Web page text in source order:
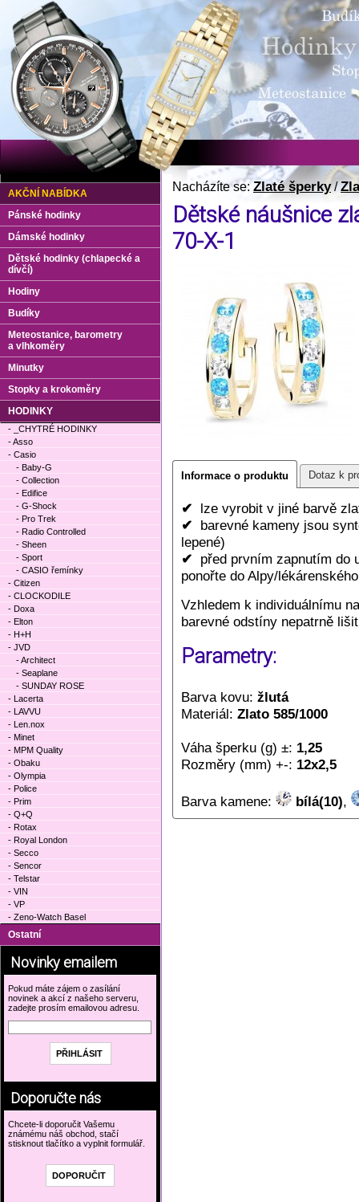
Nacházíte se:Zlaté šperky/
Dětské náušnice
70-X-1
Informace o produktu Dotaz k
✔ lze vyrobit v jiné barvě
✔ barevné kameny jsou
lepené)
✔ před prvním zapnutím do
ponořte do Alpy/
Vzhledem k individuálnímu
barevné odstíny nepatrně
Parametry:
Barva kovu: žlutá
Materiál: Zlato 585/1000
Váha šperku (g) ±: 1,25
Rozměry (mm) +-: 12x2,5
Barva kamene: bílá(10),
AKČNÍ NABÍDKA
Pánské hodinky
Dámské hodinky
Dětské hodinky (chlapecké a
dívčí)
Hodiny
Budíky
Meteostanice, barometry
a vlhkoměry
Minutky
Stopky a krokoměry
HODINKY
- _CHYTRÉ HODINKY
- Asso
- Casio
- Baby-G
- Collection
- Edifice
- G-Shock
- Pro Trek
- Radio Controlled
- Sheen
- Sport
- CASIO řemínky
- Citizen
- CLOCKODILE
- Doxa
- Elton
- H+H
- JVD
- Architect
- Seaplane
- SUNDAY ROSE
- Lacerta
- LAVVU
- Len.nox
- Minet
- MPM Quality
- Obaku
- Olympia
- Police
- Prim
- Q+Q
- Rotax
- Royal London
- Secco
- Sencor
- Telstar
- VIN
- VP
- Zeno-Watch Basel
Ostatní
Novinky emailem
Pokud máte zájem o zasílání
novinek a akcí z našeho serveru,
zadejte prosím emailovou adresu.
Doporučte nás
Chcete-li doporučit Vašemu
známému náš obchod, stačí
stisknout tlačítko a vyplnit formulář.